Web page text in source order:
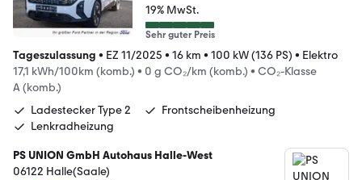
19% MwSt.
Sehr guter Preis
Tageszulassung • EZ 11/2025 • 16 km • 100 kW (136 PS) • Elektro
17,1 kWh/100km (komb.) • 0 g CO₂/km (komb.) • CO₂-Klasse
A (komb.)
Ladestecker Type 2
Frontscheibenheizung
Lenkradheizung
PS UNION GmbH Autohaus Halle-West
06122 Halle(Saale)